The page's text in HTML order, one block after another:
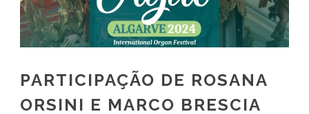
PARTICIPAÇÃO DE ROSANA
ORSINI E MARCO BRESCIA